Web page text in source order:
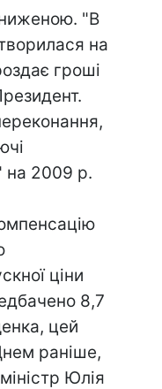
"В
на
гроші
на 2009 р.
ціни
8,7
цей
раніше,
Юлія